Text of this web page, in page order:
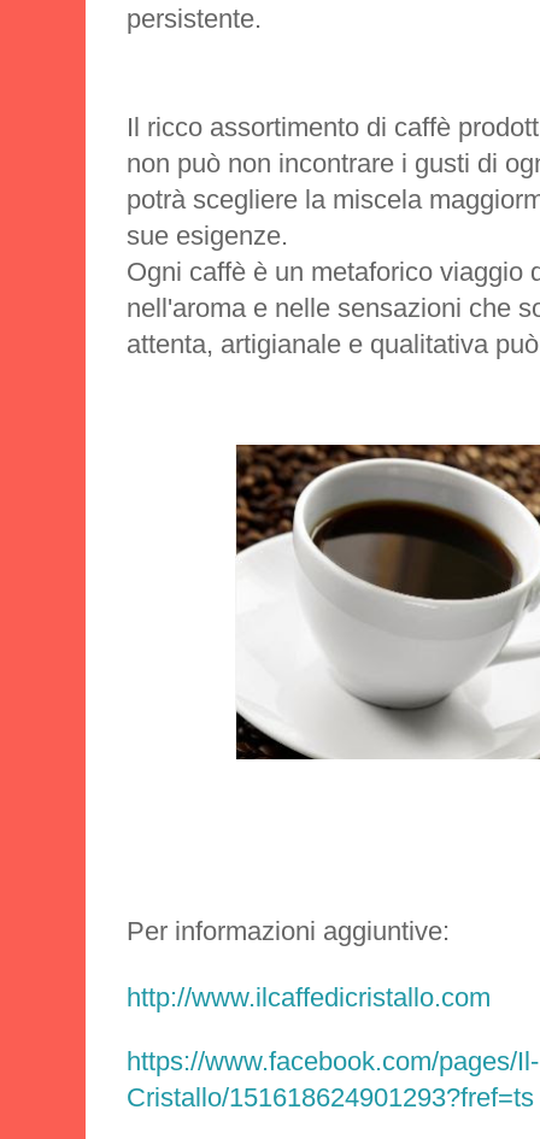
persistente.
Il ricco assortimento di caffè
non può non incontrare i gusti di
potrà scegliere la miscela
sue esigenze.
Ogni caffè è un metaforico viaggio
nell'aroma e nelle sensazioni che
attenta, artigianale e qualitativa
Per informazioni aggiuntive:
http://www.ilcaffedicristallo.com
https://www.facebook.com/pages/
Cristallo/151618624901293?fref=ts